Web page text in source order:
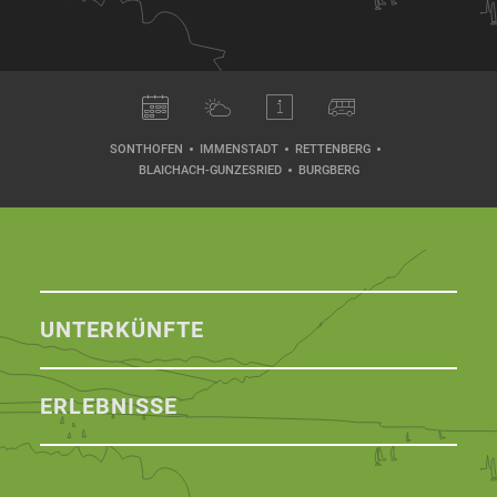
SONTHOFEN IMMENSTADT
RETTENBERG
BLAICHACH-GUNZESRIED
BURGBERG
UNTERKÜNFTE
ERLEBNISSE